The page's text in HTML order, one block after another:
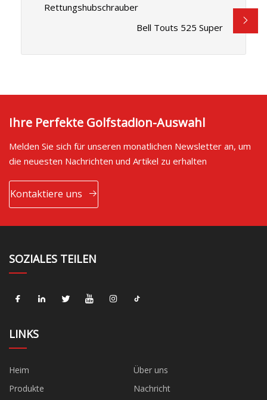
Rettungshubschrauber
Bell Touts 525 Super
Ihre Perfekte Golfstadion-Auswahl
Melden Sie sich für unseren monatlichen Newsletter an, um
die neuesten Nachrichten und Artikel zu erhalten
Kontaktiere uns
SOZIALES TEILEN
LINKS
Heim
Über uns
Produkte
Nachricht